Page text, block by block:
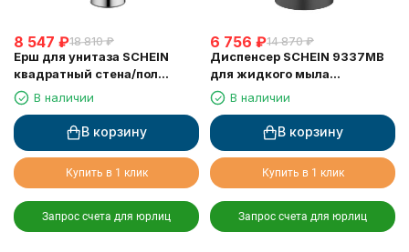
8 547 ₽18 810 ₽
Ерш для унитаза SCHEIN
квадратный стена/пол
хромированный (9364CH)
В наличии
В корзину
Купить в 1 клик
Запрос счета для юрлиц
6 756 ₽14 870 ₽
Диспенсер SCHEIN 9337MB
для жидкого мыла
настольный черный
В наличии
В корзину
Купить в 1 клик
Запрос счета для юрлиц